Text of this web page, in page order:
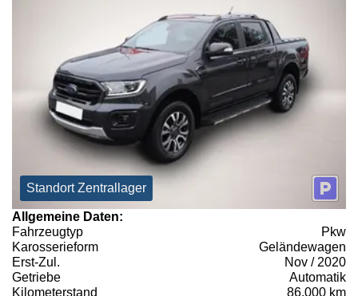
Standort Zentrallager
Allgemeine Daten:
Fahrzeugtyp
Pkw
Karosserieform
Geländewagen
Erst-Zul.
Nov / 2020
Getriebe
Automatik
Kilometerstand
86.000 km